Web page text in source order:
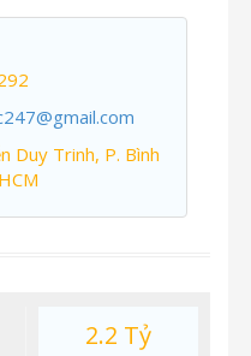
Duy Trinh, P. Bình
2.2 Tỷ